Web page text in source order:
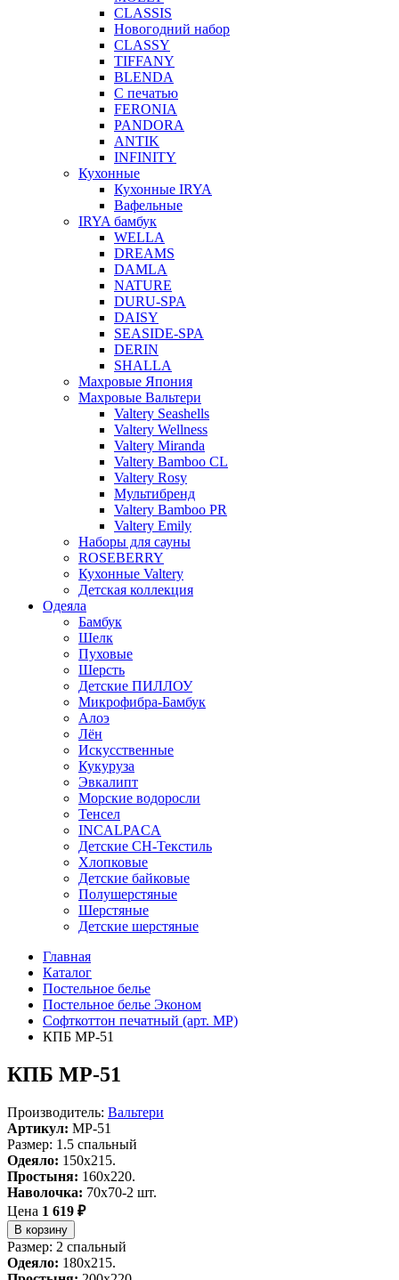
CLASSIS
Новогодний набор
CLASSY
TIFFANY
BLENDA
С печатью
FERONIA
PANDORA
ANTIK
INFINITY
Кухонные
Кухонные IRYA
Вафельные
IRYA бамбук
WELLA
DREAMS
DAMLA
NATURE
DURU-SPA
DAISY
SEASIDE-SPA
DERIN
SHALLA
Махровые Япония
Махровые Вальтери
Valtery Seashells
Valtery Wellness
Valtery Miranda
Valtery Bamboo CL
Valtery Rosy
Мультибренд
Valtery Bamboo PR
Valtery Emily
Наборы для сауны
ROSEBERRY
Кухонные Valtery
Детская коллекция
Одеяла
Бамбук
Шелк
Пуховые
Шерсть
Детские ПИЛЛОУ
Микрофибра-Бамбук
Алоэ
Лён
Искусственные
Кукуруза
Эвкалипт
Морские водоросли
Тенсел
INCALPACA
Детские СН-Текстиль
Хлопковые
Детские байковые
Полушерстяные
Шерстяные
Детские шерстяные
Главная
Каталог
Постельное белье
Постельное белье Эконом
Софткоттон печатный (арт. MР)
КПБ MP-51
КПБ MP-51
Производитель: Вальтери
Артикул: MP-51
Размер: 1.5 спальный
Одеяло: 150x215.
Простыня: 160x220.
Наволочка: 70x70-2 шт.
Цена 1 619 ₽
В корзину
Размер: 2 спальный
Одеяло: 180x215.